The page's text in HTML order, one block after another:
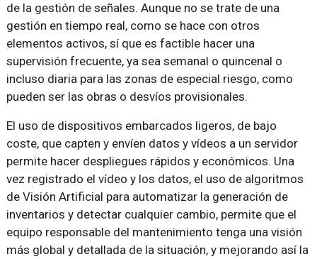
de la gestión de señales. Aunque no se trate de una
gestión en tiempo real, como se hace con otros
elementos activos, sí que es factible hacer una
supervisión frecuente, ya sea semanal o quincenal o
incluso diaria para las zonas de especial riesgo, como
pueden ser las obras o desvíos provisionales.
El uso de dispositivos embarcados ligeros, de bajo
coste, que capten y envíen datos y vídeos a un servidor
permite hacer despliegues rápidos y económicos. Una
vez registrado el vídeo y los datos, el uso de algoritmos
de Visión Artificial para automatizar la generación de
inventarios y detectar cualquier cambio, permite que el
equipo responsable del mantenimiento tenga una visión
más global y detallada de la situación, y mejorando así la